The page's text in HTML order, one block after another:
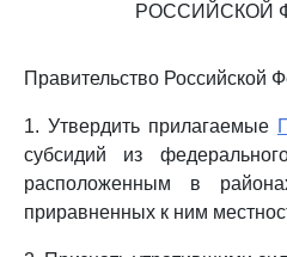
РОССИЙСКОЙ
Правительство Российской
1. Утвердить прилагаемые
субсидий из
расположенным в
приравненных к ним